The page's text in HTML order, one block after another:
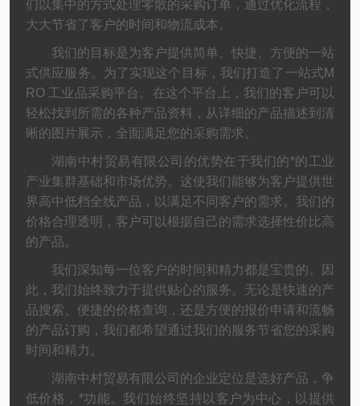
们以集中的方式处理零散的采购订单，通过优化流程，
大大节省了客户的时间和物流成本。
我们的目标是为客户提供简单、快捷、方便的一站
式供应服务。为了实现这个目标，我们打造了一站式M
RO 工业品采购平台。在这个平台上，我们的客户可以
轻松找到所需的各种产品资料，从详细的产品描述到清
晰的图片展示，全面满足您的采购需求。
湖南中村贸易有限公司的优势在于我们的*的工业
产业集群基础和市场优势。这使我们能够为客户提供世
界高中低档全线产品，以满足不同客户的需求。我们的
价格合理透明，客户可以根据自己的需求选择性价比高
的产品。
我们深知每一位客户的时间和精力都是宝贵的。因
此，我们始终致力于提供贴心的服务。无论是快速的产
品搜索、便捷的价格查询，还是方便的报价申请和流畅
的产品订购，我们都希望通过我们的服务节省您的采购
时间和精力。
湖南中村贸易有限公司的企业定位是选好产品，争
低价格，*功能。我们始终坚持以客户为中心，以提供